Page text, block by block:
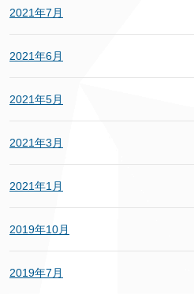
2021年7月
2021年6月
2021年5月
2021年3月
2021年1月
2019年10月
2019年7月